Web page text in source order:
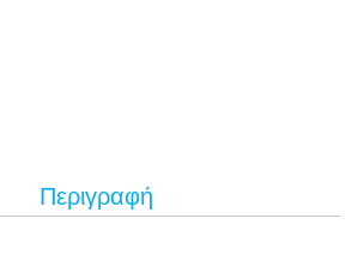
Περιγραφή